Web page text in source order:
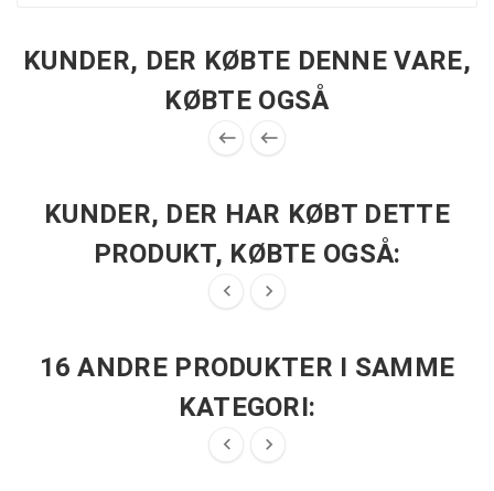
KUNDER, DER KØBTE DENNE VARE,
KØBTE OGSÅ
 
KUNDER, DER HAR KØBT DETTE
PRODUKT, KØBTE OGSÅ:
 
16 ANDRE PRODUKTER I SAMME
KATEGORI:
 